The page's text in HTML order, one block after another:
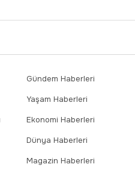
Gündem Haberleri
Yaşam Haberleri
Ekonomi Haberleri
Dünya Haberleri
Magazin Haberleri